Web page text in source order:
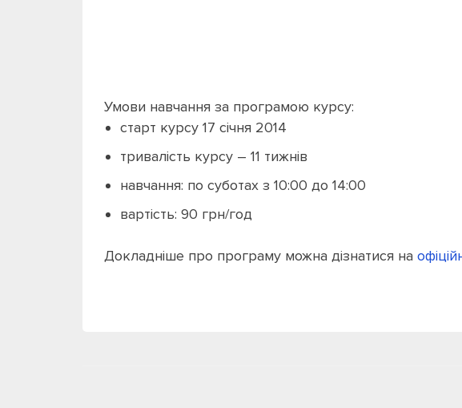
Умови навчання за програмою курсу:
старт курсу 17 січня 2014
тривалість курсу – 11 тижнів
навчання: по суботах з 10:00 до 14:00
вартість: 90 грн/год
Докладніше про програму можна дізнатися на